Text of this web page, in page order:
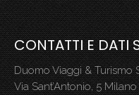
CONTATTI E DATI
Duomo Viaggi & Turismo
Via Sant’Antonio, 5 Milano